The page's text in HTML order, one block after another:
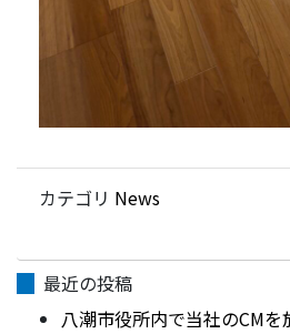
カテゴリ News
最近の投稿
八潮市役所内で当社のCMを